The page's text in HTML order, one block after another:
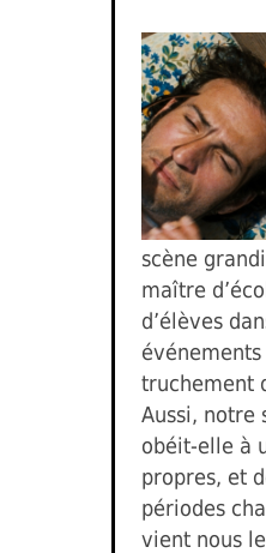
scène
maître
d’élèves
truchement
Aussi, notre
obéit-elle à
propres, et
périodes
vient nous